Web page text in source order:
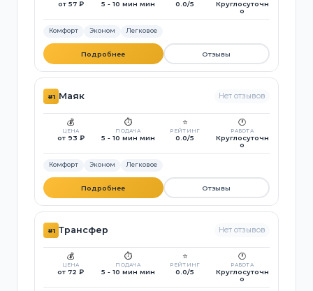
от 57 ₽ 5 - 10 мин мин 0.0/5
Круглосуточн
о
Комфорт Эконом Легковое
Подробнее Отзывы
#1 Маяк Нет отзывов
💰
ЦЕНА
от 93 ₽
⏱️
ПОДАЧА
5 - 10 мин мин
⭐
РЕЙТИНГ
0.0/5
🕐
РАБОТА
Круглосуточн
о
Комфорт Эконом Легковое
Подробнее Отзывы
#1 Трансфер Нет отзывов
💰
ЦЕНА
от 72 ₽
⏱️
ПОДАЧА
5 - 10 мин мин
⭐
РЕЙТИНГ
0.0/5
🕐
РАБОТА
Круглосуточн
о